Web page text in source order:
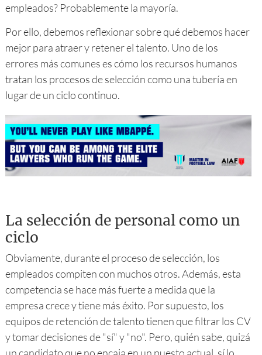
empleados? Probablemente la mayoría.
Por ello, debemos reflexionar sobre qué debemos hacer
mejor para atraer y retener el talento. Uno de los
errores más comunes es cómo los recursos humanos
tratan los procesos de selección como una tubería en
lugar de un ciclo continuo.
La selección de personal como un
ciclo
Obviamente, durante el proceso de selección, los
empleados compiten con muchos otros. Además, esta
competencia se hace más fuerte a medida que la
empresa crece y tiene más éxito. Por supuesto, los
equipos de retención de talento tienen que filtrar los CV
y tomar decisiones de "sí" y "no". Pero, quién sabe, quizá